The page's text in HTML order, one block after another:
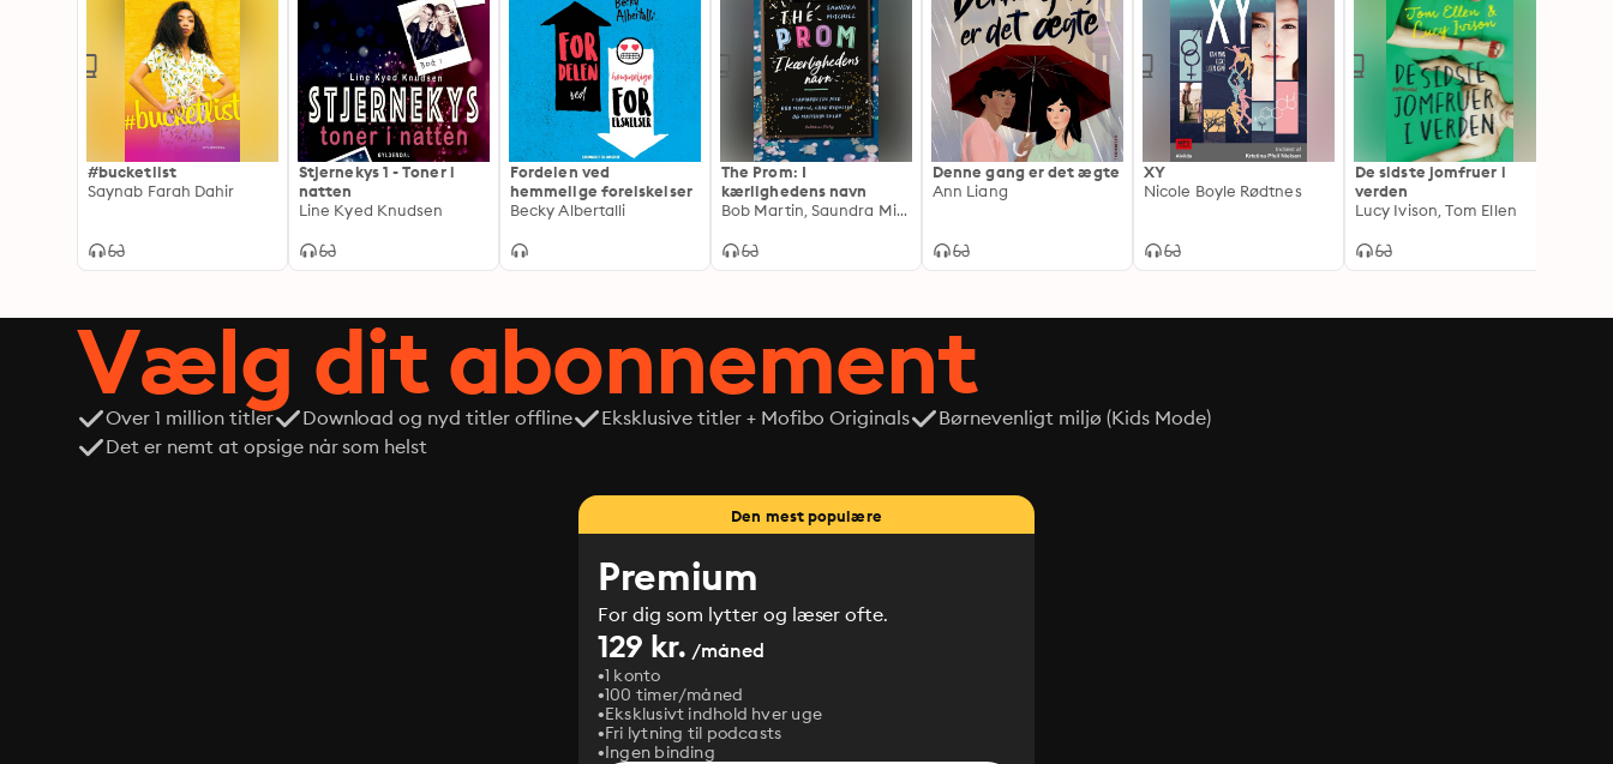
#bucketlist
Saynab Farah Dahir
Stjernekys 1 - Toner i
natten
Line Kyed Knudsen
Fordelen ved
hemmelige forelskelser
Becky Albertalli
The Prom: I
kærlighedens navn
Bob Martin, Saundra Mitchell, Chad Beguelin, Matthew Sklar
Denne gang er det ægte
Ann Liang
XY
Nicole Boyle Rødtnes
De sidste jomfruer i
verden
Lucy Ivison, Tom Ellen
Vælg dit abonnement
Over 1 million titler Download og nyd titler offline Eksklusive titler + Mofibo Originals
Børnevenligt miljø (Kids Mode)
Det er nemt at opsige når som helst
Den mest populære
Premium
For dig som lytter og læser ofte.
129 kr. /måned
1 konto
100 timer/måned
Eksklusivt indhold hver uge
Fri lytning til podcasts
Ingen binding